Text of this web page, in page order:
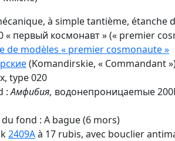
à simple tantième, étanche
« первый космонавт » (« premier
de modèles « premier cosmonaute »
(Komandirskie, « Commandant
type 020
:Амфибия, водонепроницаemыe
fond : A bague (6 mors)
2409Aà 17 rubis, avec bouclier